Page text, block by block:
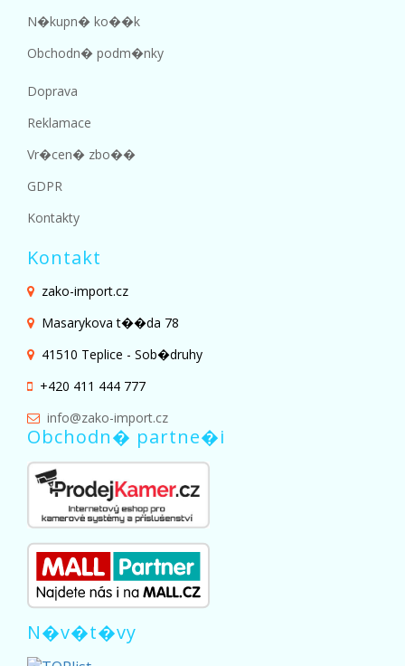
N�kupn� ko��k
Obchodn� podm�nky
Doprava
Reklamace
Vr�cen� zbo��
GDPR
Kontakty
Kontakt
zako-import.cz
Masarykova t��da 78
41510 Teplice - Sob�druhy
+420 411 444 777
info@zako-import.cz
Obchodn� partne�i
N�v�t�vy